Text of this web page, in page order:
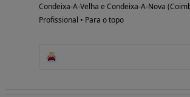
Condeixa-A-Velha e Condeixa-A-Nova
Profissional • Para o topo